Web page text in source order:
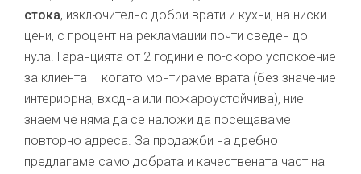
стока, изключително добри врати и кухни, на ниски
цени, с процент на рекламации почти сведен до
нула. Гаранцията от 2 години е по-скоро успокоение
за клиента – когато монтираме врата (без значение
интериорна, входна или пожароустойчива), ние
знаем че няма да се наложи да посещаваме
повторно адреса. За продажби на дребно
предлагаме само добрата и качествената част на